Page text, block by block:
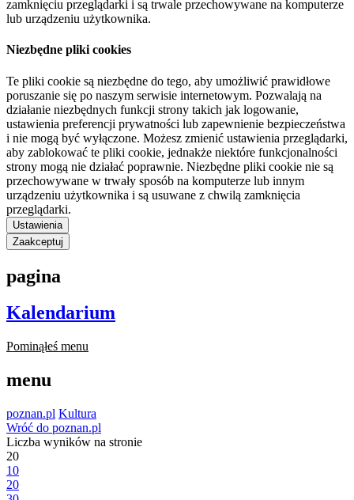
zamknięciu przeglądarki i są trwale przechowywane na komputerze
lub urządzeniu użytkownika.
Niezbędne pliki cookies
Te pliki cookie są niezbędne do tego, aby umożliwić prawidłowe
poruszanie się po naszym serwisie internetowym. Pozwalają na
działanie niezbędnych funkcji strony takich jak logowanie,
ustawienia preferencji prywatności lub zapewnienie bezpieczeństwa
i nie mogą być wyłączone. Możesz zmienić ustawienia przeglądarki,
aby zablokować te pliki cookie, jednakże niektóre funkcjonalności
strony mogą nie działać poprawnie. Niezbędne pliki cookie nie są
przechowywane w trwały sposób na komputerze lub innym
urządzeniu użytkownika i są usuwane z chwilą zamknięcia
przeglądarki.
Ustawienia
Zaakceptuj
pagina
Kalendarium
Pominąłeś menu
menu
poznan.pl Kultura
Wróć do poznan.pl
Liczba wyników na stronie
20
10
20